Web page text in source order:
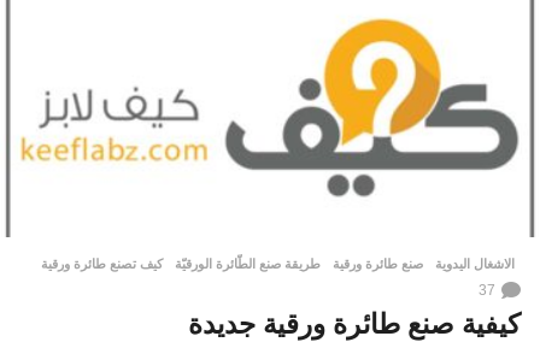
الاشغال اليدوية صنع طائرة ورقية ,
طريقة صنع الطّائرة الورقيّة ,
كيف تصنع طائرة ورقية
37
كيفية صنع طائرة ورقية جديدة